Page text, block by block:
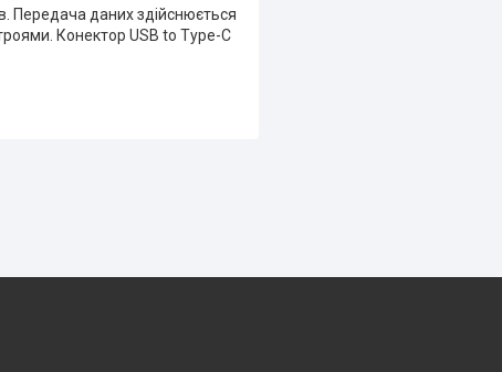
Передача даних здійснюється
Конектор USB to Type-C